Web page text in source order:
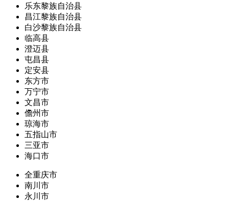
乐东黎族自治县
昌江黎族自治县
白沙黎族自治县
临高县
澄迈县
屯昌县
定安县
东方市
万宁市
文昌市
儋州市
琼海市
五指山市
三亚市
海口市
全重庆市
南川市
永川市